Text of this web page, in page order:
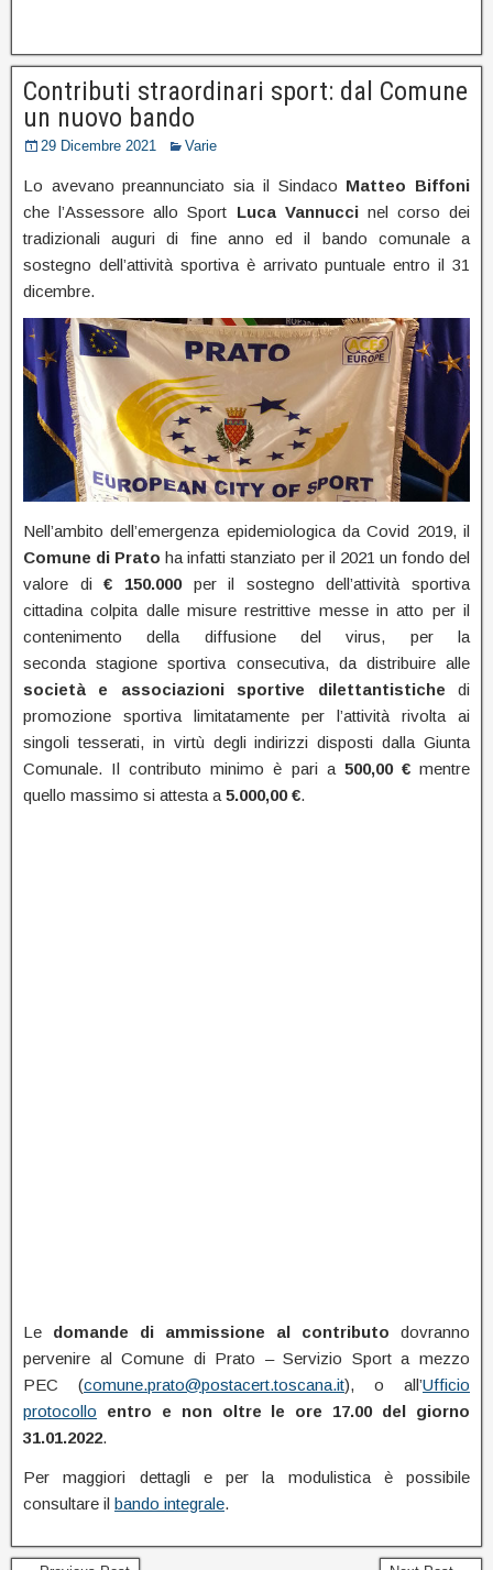
Contributi straordinari sport: dal Comune
un nuovo bando
29 Dicembre 2021 Varie
Lo avevano preannunciato sia il Sindaco Matteo Biffoni
che l’Assessore allo Sport Luca Vannuccinel corso dei
tradizionali auguri di fine anno ed il bando comunale a
sostegno dell’attività sportiva è arrivato puntuale entro il 31
dicembre.
Nell’ambito dell’emergenza epidemiologica da Covid 2019, il
Comune di Prato ha infatti stanziato per il 2021 un fondo del
valore di€ 150.000per il sostegno dell’attività sportiva
cittadina colpita dalle misure restrittive messe in atto per il
contenimento della diffusione del virus, per la
seconda stagione sportiva consecutiva, da distribuire alle
società e associazioni sportive dilettantistiche di
promozione sportiva limitatamente per l’attività rivolta ai
singoli tesserati, in virtù degli indirizzi disposti dalla Giunta
Comunale. Il contributo minimo è pari a 500,00 €mentre
quello massimo si attesta a 5.000,00 €.
Le domande di ammissione al contributo dovranno
pervenire al Comune di Prato – Servizio Sport a mezzo
PEC (comune.prato@postacert.toscana.it), o all’Ufficio
protocollo
entro e non oltre le ore 17.00 del giorno
31.01.2022.
Per maggiori dettagli e per la modulistica è possibile
consultare il bando integrale.